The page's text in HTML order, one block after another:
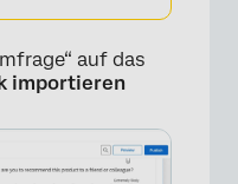
auf das
importieren